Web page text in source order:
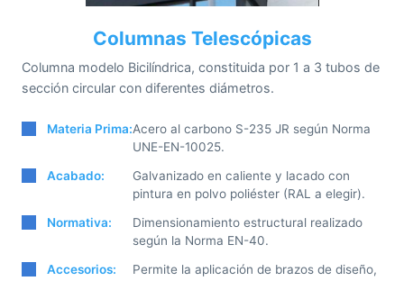
Columnas Telescópicas
Columna modelo Bicilíndrica, constituida por 1 a 3 tubos de
sección circular con diferentes diámetros.
Materia Prima:Acero al carbono S-235 JR según Norma
UNE-EN-10025.
Acabado:
Galvanizado en caliente y lacado con
pintura en polvo poliéster (RAL a elegir).
Normativa:
Dimensionamiento estructural realizado
según la Norma EN-40.
Accesorios:
Permite la aplicación de brazos de diseño,